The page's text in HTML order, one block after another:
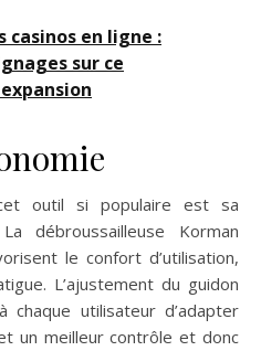
casinos en ligne :
sur ce
outil si populaire est sa
débroussailleuse Korman
le confort d’utilisation,
L’ajustement du guidon
utilisateur d’adapter
un meilleur contrôle et donc